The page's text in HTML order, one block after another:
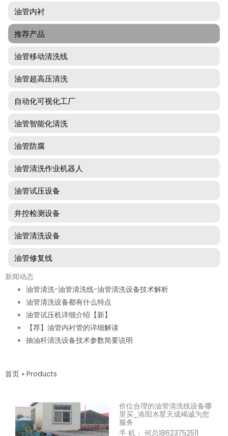
油管内衬
推荐产品
油管移动清洗线
油管超高压清洗
自动化可视化工厂
油管智能化清洗
油管防腐
油管清洗作业机器人
油管试压设备
井控检测设备
油管清洗设备
油管修复线
新闻动态
油管清洗-油管清洗线-油管清洗设备技术解析
油管清洗设备都有什么特点
油管试压机详细介绍【新】
【荐】油管内衬管的详细解读
抽油杆清洗设备技术参数简要说明
首页 » Products
价位合理的油管清洗线设备哪
里买_洛阳水星天成竭诚为您
服务
手 机： 何总18623752511